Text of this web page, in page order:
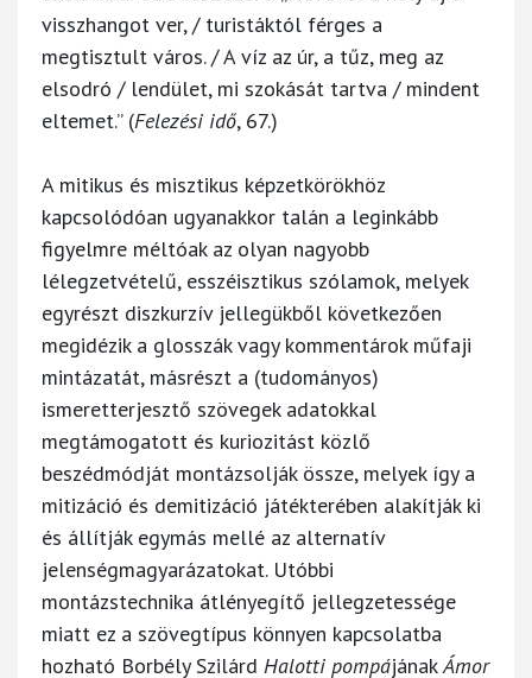
visszhangot ver, / turistáktól férges a
megtisztult város. / A víz az úr, a tűz, meg az
elsodró / lendület, mi szokását tartva / mindent
eltemet.” (Felezési idő, 67.)
A mitikus és misztikus képzetkörökhöz
kapcsolódóan ugyanakkor talán a leginkább
figyelmre méltóak az olyan nagyobb
lélegzetvételű, esszéisztikus szólamok, melyek
egyrészt diszkurzív jellegükből következően
megidézik a glosszák vagy kommentárok műfaji
mintázatát, másrészt a (tudományos)
ismeretterjesztő szövegek adatokkal
megtámogatott és kuriozitást közlő
beszédmódját montázsolják össze, melyek így a
mitizáció és demitizáció játékterében alakítják ki
és állítják egymás mellé az alternatív
jelenségmagyarázatokat. Utóbbi
montázstechnika átlényegítő jellegzetessége
miatt ez a szövegtípus könnyen kapcsolatba
hozható Borbély Szilárd Halotti pompájánakÁmor